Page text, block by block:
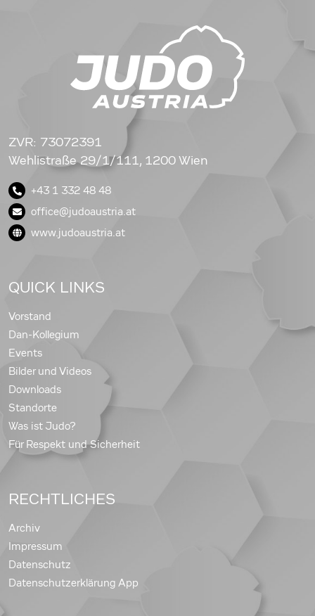
ZVR: 73072391
Wehlistraße 29/1/111, 1200 Wien
+43 1 332 48 48
office@judoaustria.at
www.judoaustria.at
QUICK LINKS
Vorstand
Dan-Kollegium
Events
Bilder und Videos
Downloads
Standorte
Was ist Judo?
Für Respekt und Sicherheit
RECHTLICHES
Archiv
Impressum
Datenschutz
Datenschutzerklärung App